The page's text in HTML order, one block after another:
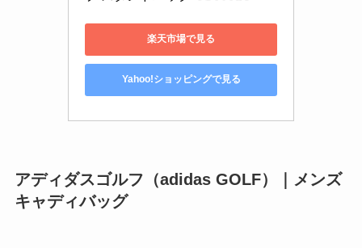
楽天市場で見る
Yahoo!ショッピングで見る
アディダスゴルフ（adidas GOLF）｜メンズ
キャディバッグ